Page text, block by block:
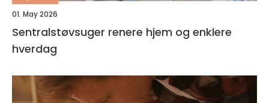
01. May 2026
Sentralstøvsuger renere hjem og enklere
hverdag